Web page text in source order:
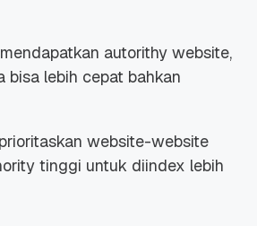
autorithy website,
bisa lebih cepat bahkan
website-website
tinggi untuk diindex lebih